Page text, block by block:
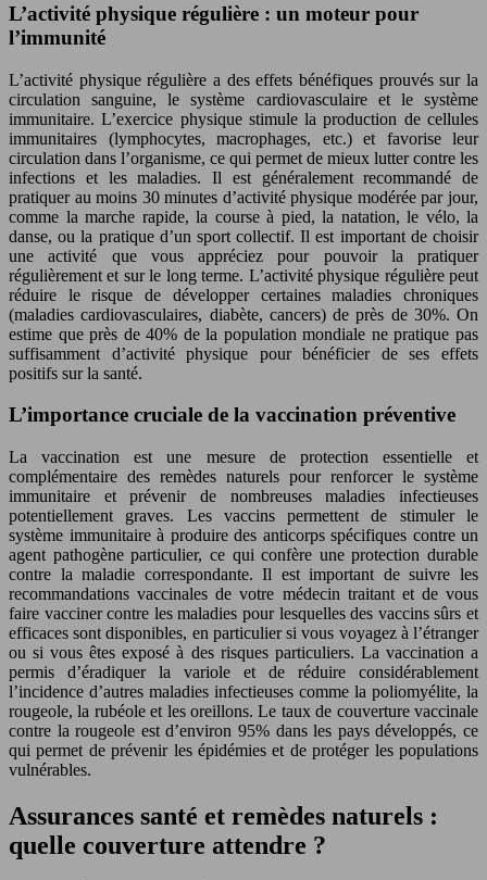
L’activité physique régulière : un moteur pour
l’immunité
L’activité physique régulière a des effets bénéfiques prouvés sur la
circulation sanguine, le système cardiovasculaire et le système
immunitaire. L’exercice physique stimule la production de cellules
immunitaires (lymphocytes, macrophages, etc.) et favorise leur
circulation dans l’organisme, ce qui permet de mieux lutter contre les
infections et les maladies. Il est généralement recommandé de
pratiquer au moins 30 minutes d’activité physique modérée par jour,
comme la marche rapide, la course à pied, la natation, le vélo, la
danse, ou la pratique d’un sport collectif. Il est important de choisir
une activité que vous appréciez pour pouvoir la pratiquer
régulièrement et sur le long terme. L’activité physique régulière peut
réduire le risque de développer certaines maladies chroniques
(maladies cardiovasculaires, diabète, cancers) de près de 30%. On
estime que près de 40% de la population mondiale ne pratique pas
suffisamment d’activité physique pour bénéficier de ses effets
positifs sur la santé.
L’importance cruciale de la vaccination préventive
La vaccination est une mesure de protection essentielle et
complémentaire des remèdes naturels pour renforcer le système
immunitaire et prévenir de nombreuses maladies infectieuses
potentiellement graves. Les vaccins permettent de stimuler le
système immunitaire à produire des anticorps spécifiques contre un
agent pathogène particulier, ce qui confère une protection durable
contre la maladie correspondante. Il est important de suivre les
recommandations vaccinales de votre médecin traitant et de vous
faire vacciner contre les maladies pour lesquelles des vaccins sûrs et
efficaces sont disponibles, en particulier si vous voyagez à l’étranger
ou si vous êtes exposé à des risques particuliers. La vaccination a
permis d’éradiquer la variole et de réduire considérablement
l’incidence d’autres maladies infectieuses comme la poliomyélite, la
rougeole, la rubéole et les oreillons. Le taux de couverture vaccinale
contre la rougeole est d’environ 95% dans les pays développés, ce
qui permet de prévenir les épidémies et de protéger les populations
vulnérables.
Assurances santé et remèdes naturels :
quelle couverture attendre ?